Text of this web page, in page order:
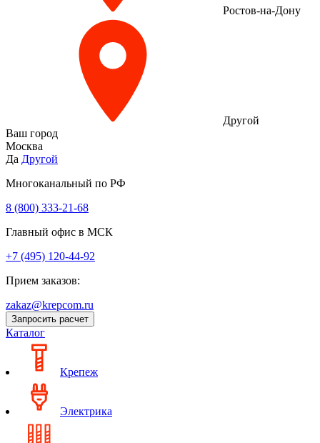
Ростов-на-Дону
Другой
Ваш город
Москва
Да Другой
Многоканальный по РФ
8 (800) 333‑21-68
Главный офис в МСК
+7 (495) 120-44-92
Прием заказов:
zakaz@krepcom.ru
Запросить расчет
Каталог
Крепеж
Электрика